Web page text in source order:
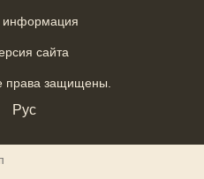
информация
сайта
права защищены.
Рус